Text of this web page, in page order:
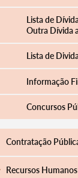
Categorias
Filtros
Lista de
Outra Dívida
Lista de
Informação
Concursos
Contratação
Recursos Humanos